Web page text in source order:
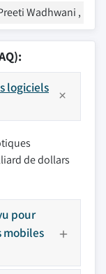
Wadhwani ,
logiciels
de dollars
pour
mobiles